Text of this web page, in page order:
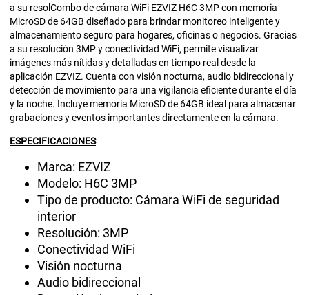
a su resolCombo de cámara WiFi EZVIZ H6C 3MP con memoria
MicroSD de 64GB diseñado para brindar monitoreo inteligente y
almacenamiento seguro para hogares, oficinas o negocios. Gracias
a su resolución 3MP y conectividad WiFi, permite visualizar
imágenes más nítidas y detalladas en tiempo real desde la
aplicación EZVIZ. Cuenta con visión nocturna, audio bidireccional y
detección de movimiento para una vigilancia eficiente durante el día
y la noche. Incluye memoria MicroSD de 64GB ideal para almacenar
grabaciones y eventos importantes directamente en la cámara.
ESPECIFICACIONES
Marca: EZVIZ
Modelo: H6C 3MP
Tipo de producto: Cámara WiFi de seguridad
interior
Resolución: 3MP
Conectividad WiFi
Visión nocturna
Audio bidireccional